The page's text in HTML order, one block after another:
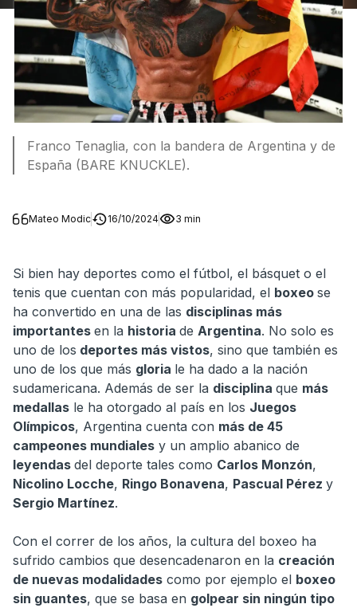
Franco Tenaglia, con la bandera de Argentina y de
España (BARE KNUCKLE).
Mateo Modic 16/10/2024 3 min
Si bien hay deportes como el fútbol, el básquet o el
tenis que cuentan con más popularidad, el boxeo se
ha convertido en una de las disciplinas más
importantes en la historia de Argentina. No solo es
uno de los deportes más vistos, sino que también es
uno de los que más gloria le ha dado a la nación
sudamericana. Además de ser la disciplina que más
medallas le ha otorgado al país en los Juegos
Olímpicos, Argentina cuenta con más de 45
campeones mundiales y un amplio abanico de
leyendas del deporte tales como Carlos Monzón,
Nicolino Locche, Ringo Bonavena, Pascual Pérez y
Sergio Martínez.
Con el correr de los años, la cultura del boxeo ha
sufrido cambios que desencadenaron en la creación
de nuevas modalidades como por ejemplo el boxeo
sin guantes, que se basa en golpear sin ningún tipo